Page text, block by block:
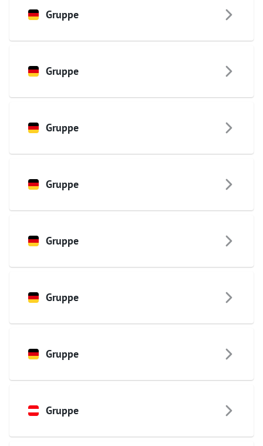
Gruppe
Gruppe
Gruppe
Gruppe
Gruppe
Gruppe
Gruppe
Gruppe